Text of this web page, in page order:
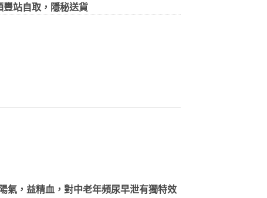
豐站自取，隱秘送貨
氣，益精血，對中老年頻尿早泄有獨特效